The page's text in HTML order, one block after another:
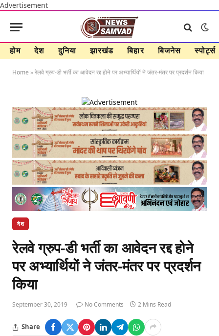
Advertisement
होम देश दुनिया झारखंड बिहार बिजनेस स्पोर्ट्स
Home »रेलवे ग्रुप-डी भर्ती का आवेदन रद्द होने पर अभ्यार्थियों ने जंतर-मंतर पर प्रदर्शन किया
देश
रेलवे ग्रुप-डी भर्ती का आवेदन रद्द होने
पर अभ्यार्थियों ने जंतर-मंतर पर प्रदर्शन
किया
September 30, 2019 No Comments 2 Mins Read
Share